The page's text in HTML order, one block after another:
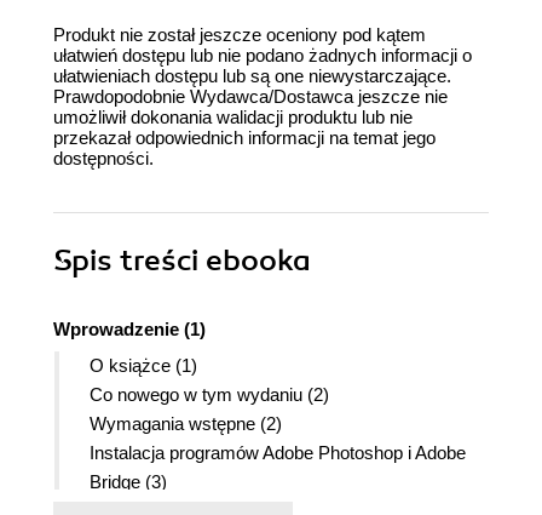
Produkt nie został jeszcze oceniony pod kątem
ułatwień dostępu lub nie podano żadnych informacji o
ułatwieniach dostępu lub są one niewystarczające.
Prawdopodobnie Wydawca/Dostawca jeszcze nie
umożliwił dokonania walidacji produktu lub nie
przekazał odpowiednich informacji na temat jego
dostępności.
Spis treści ebooka
Wprowadzenie (1)
O książce (1)
Co nowego w tym wydaniu (2)
Wymagania wstępne (2)
Instalacja programów Adobe Photoshop i Adobe
Bridge (3)